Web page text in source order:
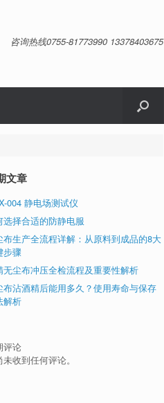
咨询热线0755-81773990 13378403675
文章
004 静电场测试仪
选择合适的防静电服
布生产全流程详解：从原料到成品的8大
步骤
无尘布冲压全检流程及重要性解析
布沾酒精后能用多久？使用寿命与保存
解析
评论
未收到任何评论。